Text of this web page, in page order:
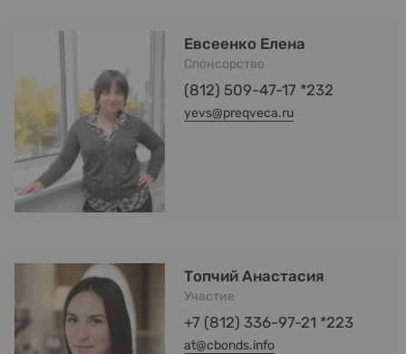
Евсеенко Елена
Спонсорство
(812) 509-47-17 *232
yevs@preqveca.ru
Топчий Анастасия
Участие
+7 (812) 336-97-21 *223
at@cbonds.info